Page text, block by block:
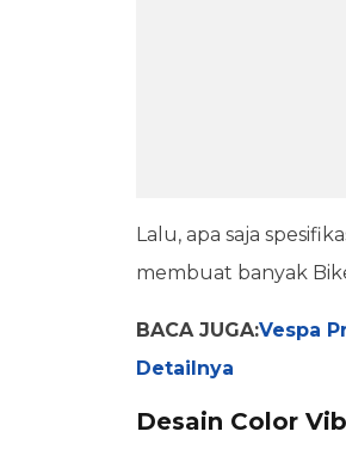
Lalu, apa saja
membuat banyak
BACA JUGA:Vespa
Detailnya
Desain Color